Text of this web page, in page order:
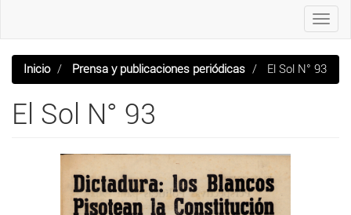
Inicio Prensa y publicaciones periódicas El Sol N° 93
El Sol N° 93